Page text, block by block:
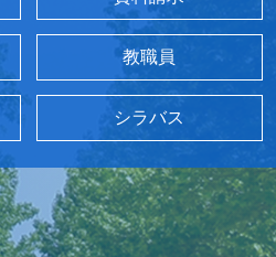
教職員
シラバス